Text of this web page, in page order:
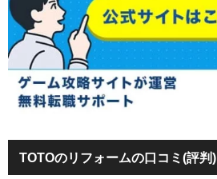
TOTOのリフォームの口コミ(評判)